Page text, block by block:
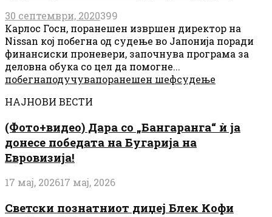
30 септември, 2020399
Карлос Госн, поранешен извршен директор на
Nissan кој побегна од судење во Јапонија поради
финансиски проневери, започнува програма за
деловна обука со цел да помогне...
побегнаподучувапоранешен шефсудење
НАЈНОВИ ВЕСТИ
(Фото+видео) Дара со „Бангаранга“ ѝ ја
донесе победата на Бугарија на
Евровизија!
17 мај, 202617 мај, 2026
Светски познатниот диџеј Блек Кофи